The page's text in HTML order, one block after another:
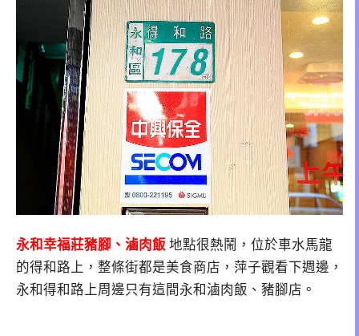
永和幸福莊豬腳、滷肉飯 地點很熱鬧，位於車水馬龍
的得和路上，整條街都是美食商店，萍子觀看下週邊，
永和得和路上周邊只有這間永和滷肉飯、豬腳店。